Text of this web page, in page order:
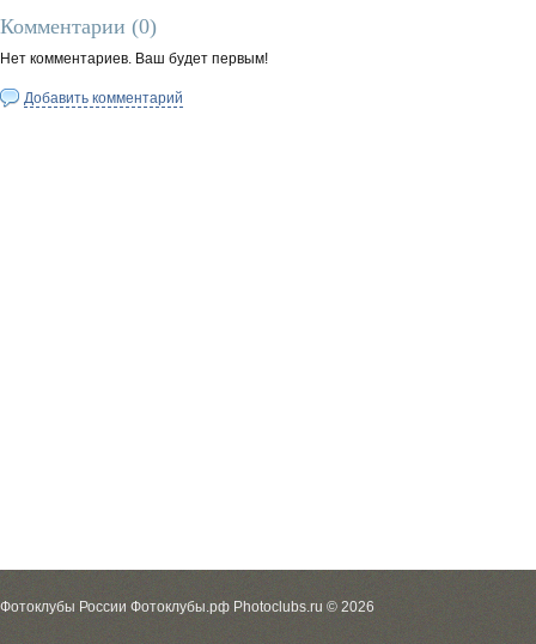
Комментарии (0)
Нет комментариев. Ваш будет первым!
Добавить комментарий
Фотоклубы России Фотоклубы.рф Photoclubs.ru © 2026